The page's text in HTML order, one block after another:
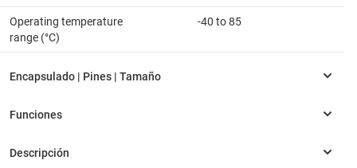
Operating temperature
range (°C)
-40 to 85